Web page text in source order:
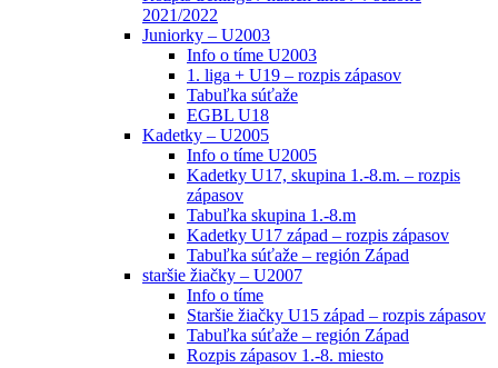
2021/2022
Juniorky – U2003
Info o tíme U2003
1. liga + U19 – rozpis zápasov
Tabuľka súťaže
EGBL U18
Kadetky – U2005
Info o tíme U2005
Kadetky U17, skupina 1.-8.m. – rozpis
zápasov
Tabuľka skupina 1.-8.m
Kadetky U17 západ – rozpis zápasov
Tabuľka súťaže – región Západ
staršie žiačky – U2007
Info o tíme
Staršie žiačky U15 západ – rozpis zápasov
Tabuľka súťaže – región Západ
Rozpis zápasov 1.-8. miesto